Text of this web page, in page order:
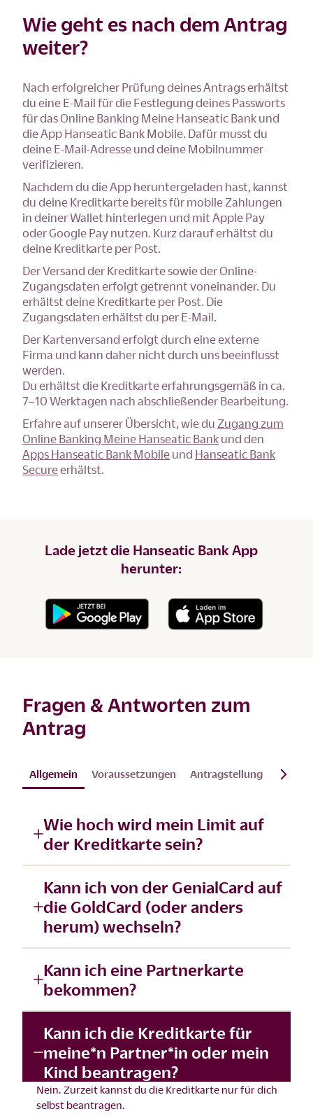
Wie geht es nach dem Antrag
weiter?
Nach erfolgreicher Prüfung deines Antrags erhältst
du eine E-Mail für die Festlegung deines Passworts
für das Online Banking Meine Hanseatic Bank und
die App Hanseatic Bank Mobile. Dafür musst du
deine E-Mail-Adresse und deine Mobilnummer
verifizieren.
Nachdem du die App heruntergeladen hast, kannst
du deine Kreditkarte bereits für mobile Zahlungen
in deiner Wallet hinterlegen und mit Apple Pay
oder Google Pay nutzen. Kurz darauf erhältst du
deine Kreditkarte per Post.
Der Versand der Kreditkarte sowie der Online-
Zugangsdaten erfolgt getrennt voneinander. Du
erhältst deine Kreditkarte per Post. Die
Zugangsdaten erhältst du per E-Mail.
Der Kartenversand erfolgt durch eine externe
Firma und kann daher nicht durch uns beeinflusst
werden.
Du erhältst die Kreditkarte erfahrungsgemäß in ca.
7–10 Werktagen nach abschließender Bearbeitung.
Erfahre auf unserer Übersicht, wie du Zugang zum
Online Banking Meine Hanseatic Bank und den
Apps Hanseatic Bank Mobile und Hanseatic Bank
Secureerhältst.
Lade jetzt die Hanseatic Bank App
herunter:
Fragen & Antworten zum
Antrag
Allgemein Voraussetzungen Antragstellung
Wie hoch wird mein Limit auf
der Kreditkarte sein?
Kann ich von der GenialCard auf
die GoldCard (oder anders
herum) wechseln?
Kann ich eine Partnerkarte
bekommen?
Kann ich die Kreditkarte für
meine*n Partner*in oder mein
Kind beantragen?
Nein. Zurzeit kannst du die Kreditkarte nur für dich
selbst beantragen.